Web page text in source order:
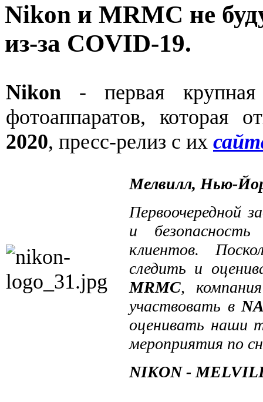
Nikon и MRMC не
из-за COVID-19.
Nikon - первая крупная
фотоаппаратов, которая
2020, пресс-релиз с их
Мелвилл, Нью-
Первоочередной
и
клиентов.
следить и
MRMC,
участвовать в
оценивать наши
мероприятия по
NIKON -